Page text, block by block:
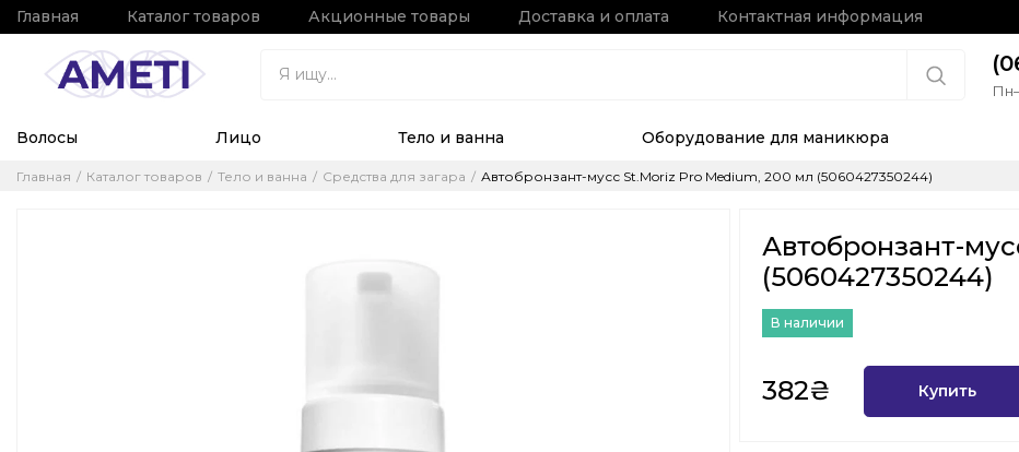
Главная Каталог товаров Акционные товары Доставка и оплата Контактная информация
Волосы Лицо Тело и ванна Оборудование для маникюра
Главная Каталог товаров Тело и ванна Средства для загара Автобронзант-мусс St.Moriz Pro Medium, 200 мл (5060427350244)
Автобронзант-
(5060427350244)
В наличии
382₴ Купить